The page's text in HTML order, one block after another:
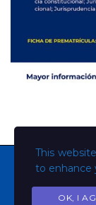
This
to enhance
OK, I